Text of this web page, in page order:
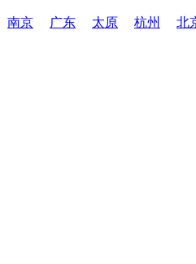
南京 广东 太原 杭州 北